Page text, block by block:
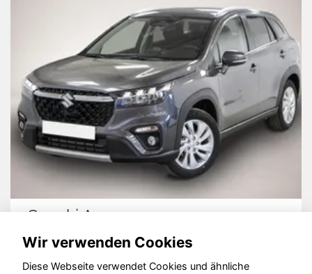
Suzuki Across
Wir verwenden Cookies
Diese Webseite verwendet Cookies und ähnliche